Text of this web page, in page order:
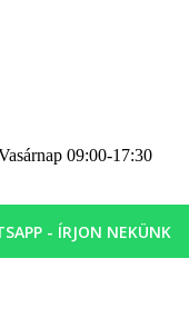
függően kötelező
az utazás ára nem
a szálloda recepcióján
és tevékenységek
a higiéniai vagy
a célállomáson.
09:00-17:30
- ÍRJON NEKÜNK